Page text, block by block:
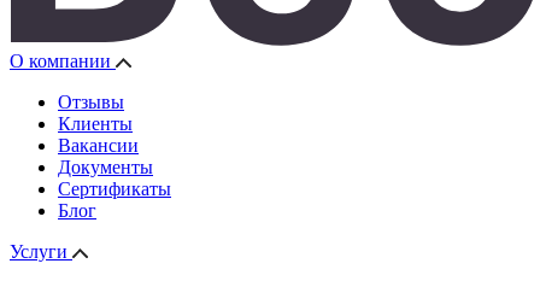
О компании
Отзывы
Клиенты
Вакансии
Документы
Сертификаты
Блог
Услуги